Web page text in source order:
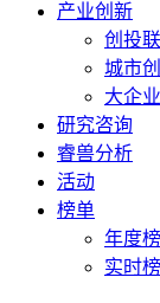
产业创新
创投
城市
大企
研究咨询
睿兽分析
活动
榜单
年度
实时